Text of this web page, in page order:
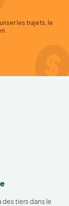
les trajets, le
des tiers dans le